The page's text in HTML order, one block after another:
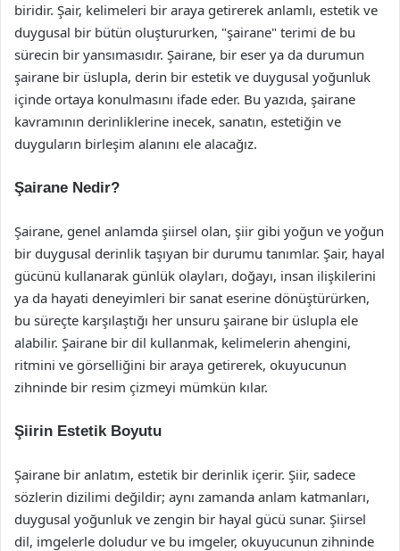
biridir. Şair, kelimeleri bir araya getirerek anlamlı, estetik ve
duygusal bir bütün oluştururken, "şairane" terimi de bu
sürecin bir yansımasıdır. Şairane, bir eser ya da durumun
şairane bir üslupla, derin bir estetik ve duygusal yoğunluk
içinde ortaya konulmasını ifade eder. Bu yazıda, şairane
kavramının derinliklerine inecek, sanatın, estetiğin ve
duyguların birleşim alanını ele alacağız.
Şairane Nedir?
Şairane, genel anlamda şiirsel olan, şiir gibi yoğun ve yoğun
bir duygusal derinlik taşıyan bir durumu tanımlar. Şair, hayal
gücünü kullanarak günlük olayları, doğayı, insan ilişkilerini
ya da hayati deneyimleri bir sanat eserine dönüştürürken,
bu süreçte karşılaştığı her unsuru şairane bir üslupla ele
alabilir. Şairane bir dil kullanmak, kelimelerin ahengini,
ritmini ve görselliğini bir araya getirerek, okuyucunun
zihninde bir resim çizmeyi mümkün kılar.
Şiirin Estetik Boyutu
Şairane bir anlatım, estetik bir derinlik içerir. Şiir, sadece
sözlerin dizilimi değildir; aynı zamanda anlam katmanları,
duygusal yoğunluk ve zengin bir hayal gücü sunar. Şiirsel
dil, imgelerle doludur ve bu imgeler, okuyucunun zihninde